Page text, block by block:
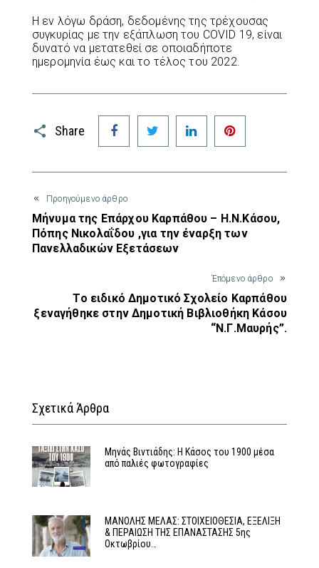
Η εν λόγω δράση, δεδομένης της τρέχουσας
συγκυρίας με την εξάπλωση του COVID 19, είναι
δυνατό να μετατεθεί σε οποιαδήποτε
ημερομηνία έως και το τέλος του 2022.
Share
Facebook Twitter LinkedIn
Προηγούμενο άρθρο
Μήνυμα της Επάρχου Καρπάθου – Η.Ν.Κάσου,
Πόπης Νικολαΐδου ,για την έναρξη των
Πανελλαδικών Εξετάσεων
Έπόμενο άρθρο
Το ειδικό Δημοτικό Σχολείο Καρπάθου
ξεναγήθηκε στην Δημοτική Βιβλιοθήκη Κάσου
“Ν.Γ.Μαυρής”.
Σχετικά Άρθρα
Μηνάς Βιντιάδης: Η Κάσος του 1900 μέσα
από παλιές φωτογραφίες
MΑΝΟΛΗΣ ΜΕΛΑΣ: ΣΤΟΙΧΕΙΟΘΕΣΙΑ, ΕΞΕΛΙΞΗ
& ΠΕΡΑΙΩΣΗ ΤΗΣ ΕΠΑΝΑΣΤΑΣΗΣ 5ης
Οκτωβρίου…